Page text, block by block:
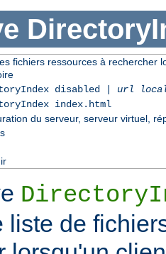
fichiers ressources à rechercher
disabled | url
index.html
du serveur, serveur virtuel,
liste de